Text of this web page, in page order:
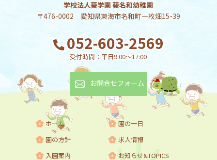
学校法人葵学園 葵名和幼稚園
〒476-0002 愛知県東海市名和町一枚畑15-39
052-603-2569
受付時間：平日9:00～17:00
お問合せフォーム
ホーム
園の方針
入園案内
園の一日
求人情報
お知らせ&TOPICS